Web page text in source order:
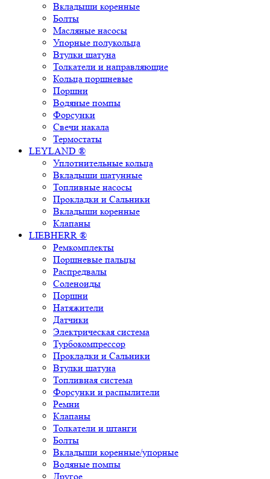
Вкладыши коренные
Болты
Масляные насосы
Упорные полукольца
Втулки шатуна
Толкатели и направляющие
Кольца поршневые
Поршни
Водяные помпы
Форсунки
Свечи накала
Термостаты
LEYLAND ®
Уплотнительные кольца
Вкладыши шатунные
Топливные насосы
Прокладки и Сальники
Вкладыши коренные
Клапаны
LIEBHERR ®
Ремкомплекты
Поршневые пальцы
Распредвалы
Соленоиды
Поршни
Натяжители
Датчики
Электрическая система
Турбокомпрессор
Прокладки и Сальники
Втулки шатуна
Топливная система
Форсунки и распылители
Ремни
Клапаны
Толкатели и штанги
Болты
Вкладыши коренные/упорные
Водяные помпы
Другое